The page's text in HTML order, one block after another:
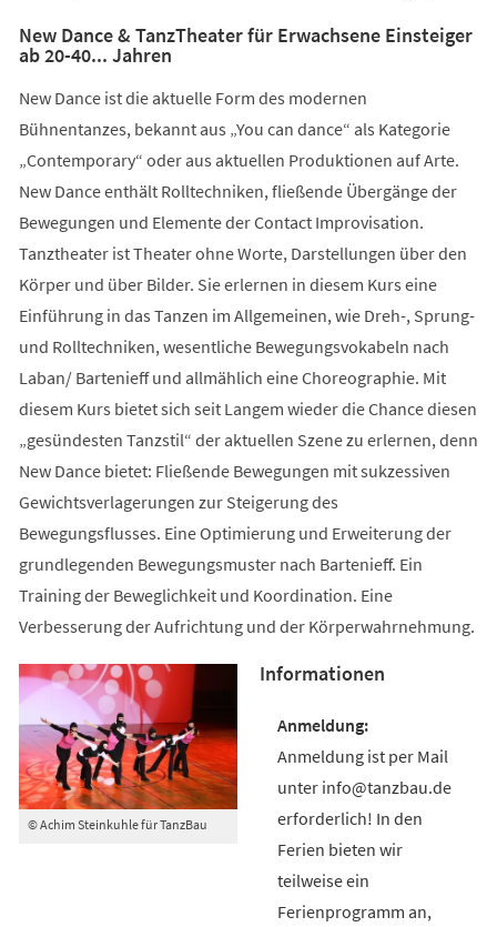
New Dance & TanzTheater für Erwachsene Einsteiger
ab 20-40... Jahren
New Dance ist die aktuelle Form des modernen
Bühnentanzes, bekannt aus „You can dance“ als Kategorie
„Contemporary“ oder aus aktuellen Produktionen auf Arte.
New Dance enthält Rolltechniken, fließende Übergänge der
Bewegungen und Elemente der Contact Improvisation.
Tanztheater ist Theater ohne Worte, Darstellungen über den
Körper und über Bilder. Sie erlernen in diesem Kurs eine
Einführung in das Tanzen im Allgemeinen, wie Dreh-, Sprung-
und Rolltechniken, wesentliche Bewegungsvokabeln nach
Laban/ Bartenieff und allmählich eine Choreographie. Mit
diesem Kurs bietet sich seit Langem wieder die Chance diesen
„gesündesten Tanzstil“ der aktuellen Szene zu erlernen, denn
New Dance bietet: Fließende Bewegungen mit sukzessiven
Gewichtsverlagerungen zur Steigerung des
Bewegungsflusses. Eine Optimierung und Erweiterung der
grundlegenden Bewegungsmuster nach Bartenieff. Ein
Training der Beweglichkeit und Koordination. Eine
Verbesserung der Aufrichtung und der Körperwahrnehmung.
© Achim Steinkuhle für TanzBau
Informationen
Anmeldung ist per Mail
unter info@tanzbau.de
erforderlich! In den
Ferien bieten wir
teilweise ein
Ferienprogramm an,